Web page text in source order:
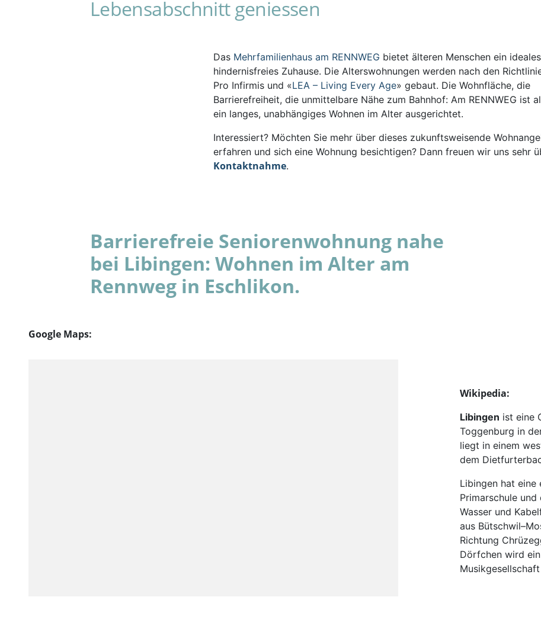
Lebensabschnitt geniessen
Das Mehrfamilienhaus am RENNWEG bietet älteren Menschen ein
hindernisfreies Zuhause. Die Alterswohnungen werden nach den
Pro Infirmis und «LEA – Living Every Age» gebaut. Die Wohnfläche, die
Barrierefreiheit, die unmittelbare Nähe zum Bahnhof: Am RENNWEG ist
ein langes, unabhängiges Wohnen im Alter ausgerichtet.
Interessiert? Möchten Sie mehr über dieses zukunftsweisende
erfahren und sich eine Wohnung besichtigen? Dann freuen wir uns sehr
Kontaktnahme.
Barrierefreie Seniorenwohnung nahe
bei Libingen: Wohnen im Alter am
Rennweg in Eschlikon.
Google Maps:
Wikipedia:
Libingen ist eine
Toggenburg in
liegt in einem
dem
Libingen hat eine
Primarschule
Wasser und
aus
Richtung
Dörfchen wird